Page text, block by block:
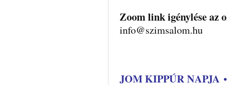
Zoom link igénylése az
info@szimsalom.hu
JOM KIPPÚR NAPJA